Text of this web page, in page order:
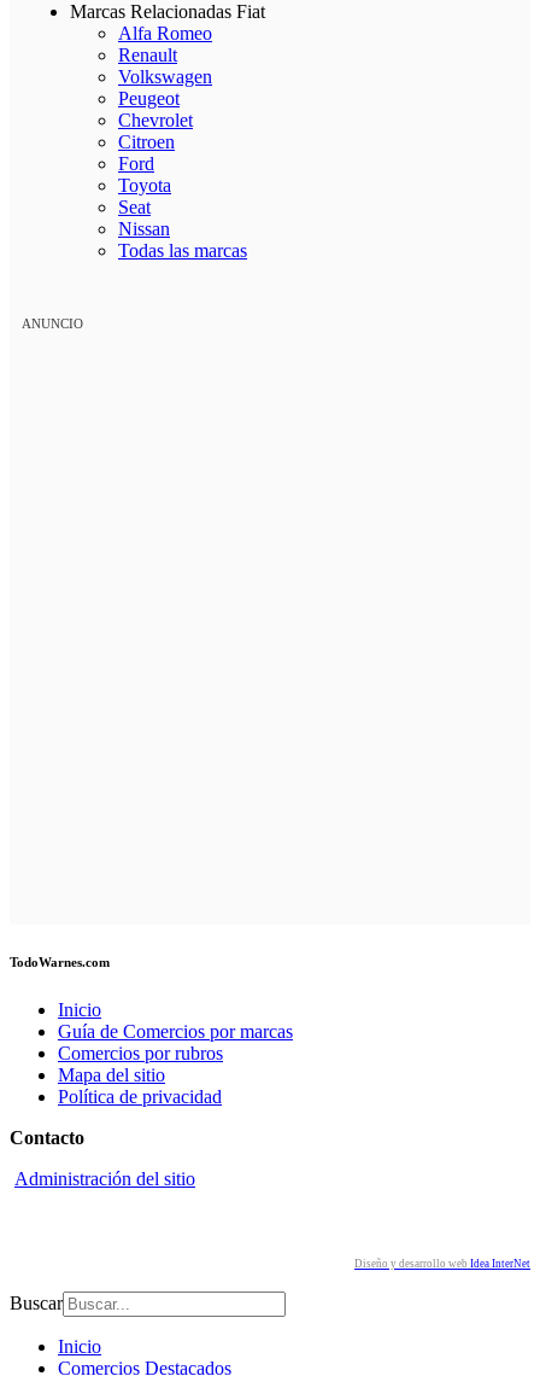
Marcas Relacionadas Fiat
Alfa Romeo
Renault
Volkswagen
Peugeot
Chevrolet
Citroen
Ford
Toyota
Seat
Nissan
Todas las marcas
ANUNCIO
TodoWarnes.com
Inicio
Guía de Comercios por marcas
Comercios por rubros
Mapa del sitio
Política de privacidad
Contacto
Administración del sitio
Diseño y desarrollo web Idea InterNet
Buscar
Inicio
Comercios Destacados